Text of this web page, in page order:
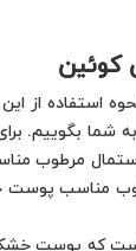
از
مرطوب مناسب پوست
سون کوئین تنها